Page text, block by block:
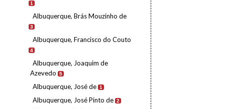
1
Albuquerque, Brás Mouzinho de
3
Albuquerque, Francisco do Couto
4
Albuquerque, Joaquim de
Azevedo
5
Albuquerque, José de 1
Albuquerque, José Pinto de 2